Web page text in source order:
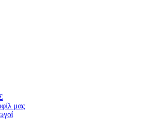
μας